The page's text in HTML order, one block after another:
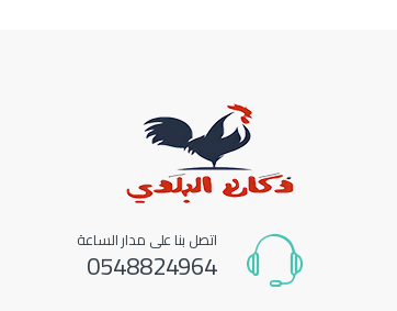
اتصل بنا على مدار الساعة
0548824964